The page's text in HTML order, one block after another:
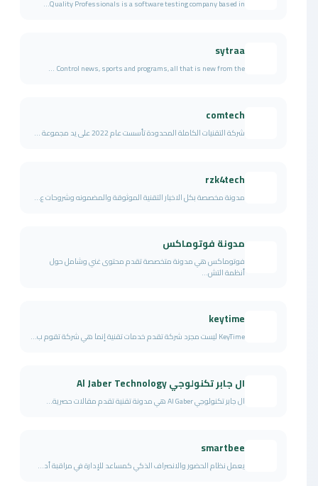
Quality Professionals is a software testing company based in...
sytraa
Control news, sports and programs, all that is new from the ...
comtech
شركة التقنيات الكاملة المحدودة تأسست عام 2022 على يد مجموعة ...
rzk4tech
مدونة مخصصة بكل الاخبار التقنية الموثوقة والمضمونه وشروحات ع...
مدونة فوتوماكس
فوتوماكس هي مدونة متخصصة تقدم محتوى غني وشامل حول
أنظمة التش...
keytime
KeyTime ليست مجرد شركة تقدم خدمات تقنية إنما هي شركة تقوم ب...
ال جابر تكنولوجي Al Jaber Technology
ال جابر تكنولوجي Al Gaber هي مدونة تقنية تقدم مقالات حصرية...
smartbee
يعمل نظام الحضور والانصراف الذكي كمساعد للإدارة في مراقبة أد...